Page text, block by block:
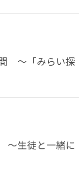
～「みらい探
～生徒と一緒に